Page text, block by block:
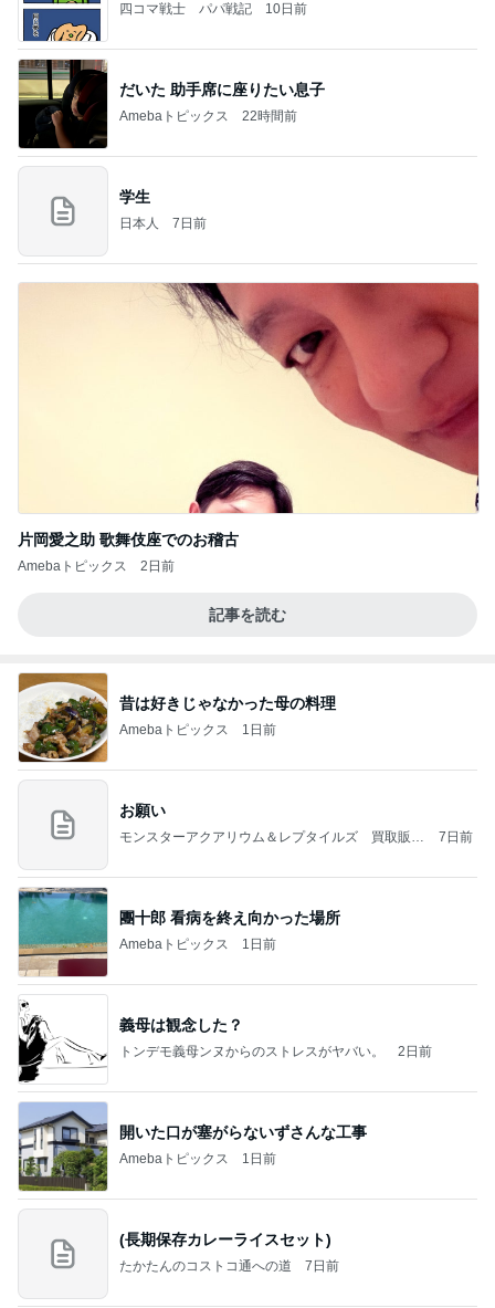
四コマ戦士 パパ戦記 10日前
だいた 助手席に座りたい息子
Amebaトピックス 22時間前
学生
日本人 7日前
片岡愛之助 歌舞伎座でのお稽古
Amebaトピックス 2日前
記事を読む
昔は好きじゃなかった母の料理
Amebaトピックス 1日前
お願い
モンスターアクアリウム＆レプタイルズ 買取販売
7日前
團十郎 看病を終え向かった場所
Amebaトピックス 1日前
義母は観念した？
トンデモ義母ンヌからのストレスがヤバい。 2日前
開いた口が塞がらないずさんな工事
Amebaトピックス 1日前
(長期保存カレーライスセット)
たかたんのコストコ通への道 7日前